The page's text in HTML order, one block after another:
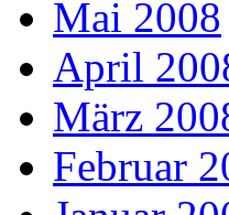
Mai 2008
April
März
Februar